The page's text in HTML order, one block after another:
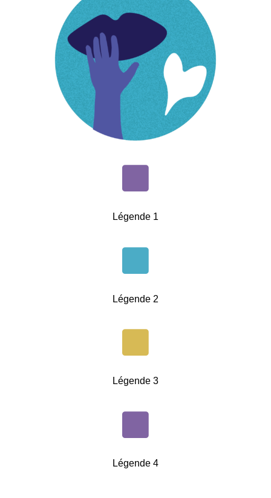
Légende 1
Légende 2
Légende 3
Légende 4